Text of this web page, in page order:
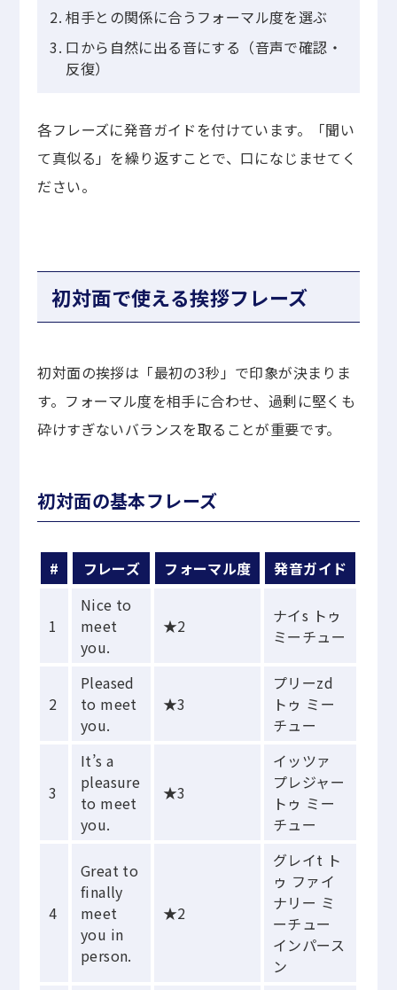
相手との関係に合うフォーマル度を選ぶ
口から自然に出る音にする（音声で確認・
反復）
各フレーズに発音ガイドを付けています。「聞い
て真似る」を繰り返すことで、口になじませてく
ださい。
初対面で使える挨拶フレーズ
初対面の挨拶は「最初の3秒」で印象が決まりま
す。フォーマル度を相手に合わせ、過剰に堅くも
砕けすぎないバランスを取ることが重要です。
初対面の基本フレーズ
# フレーズ フォーマル度 発音ガイド
1
Nice to
meet
you.
★2
ナイs トゥ
ミーチュー
2
Pleased
to meet
you.
★3
プリーzd
トゥ ミー
チュー
3
It’s a
pleasure
to meet
you.
★3
イッツァ
プレジャー
トゥ ミー
チュー
4
Great to
finally
meet
you in
person.
★2
グレイt ト
ゥ ファイ
ナリー ミ
ーチュー
インパース
ン